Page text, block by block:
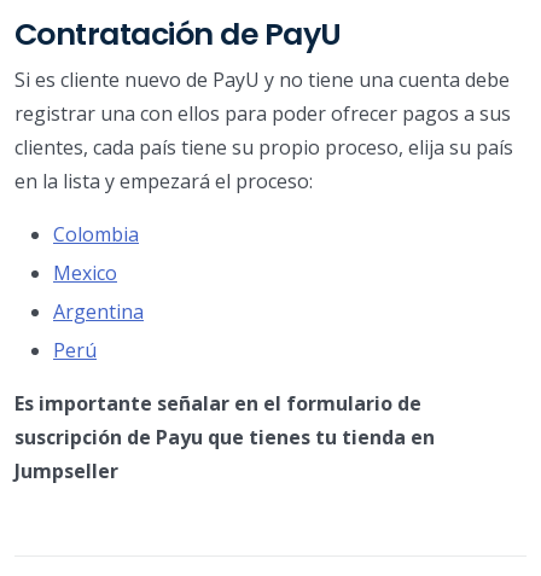
Contratación de PayU
Si es cliente nuevo de PayU y no tiene una cuenta debe
registrar una con ellos para poder ofrecer pagos a sus
clientes, cada país tiene su propio proceso, elija su país
en la lista y empezará el proceso:
Colombia
Mexico
Argentina
Perú
Es importante señalar en el formulario de
suscripción de Payu que tienes tu tienda en
Jumpseller